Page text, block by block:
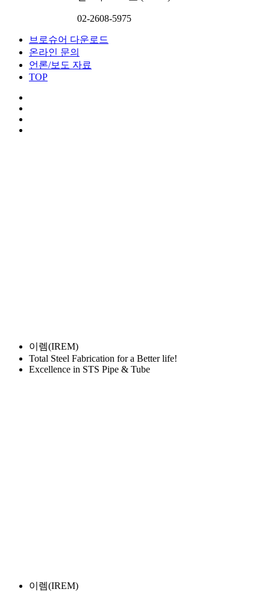
02-2608-5975
브로슈어 다운로드
온라인 문의
언론/보도 자료
TOP
이렘(IREM)
Total Steel Fabrication for a Better life!
Excellence in STS Pipe & Tube
이렘(IREM)